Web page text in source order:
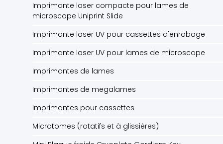
Imprimante laser compacte pour lames de
microscope Uniprint Slide
Imprimante laser UV pour cassettes d'enrobage
Imprimante laser UV pour lames de microscope
Imprimantes de lames
Imprimantes de megalames
Imprimantes pour cassettes
Microtomes (rotatifs et à glissières)